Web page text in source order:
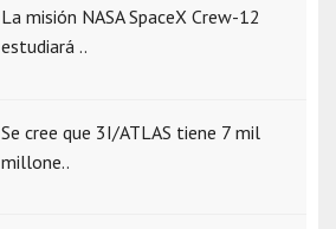
La misión NASA SpaceX Crew-12
estudiará ..
Se cree que 3I/ATLAS tiene 7 mil
millone..